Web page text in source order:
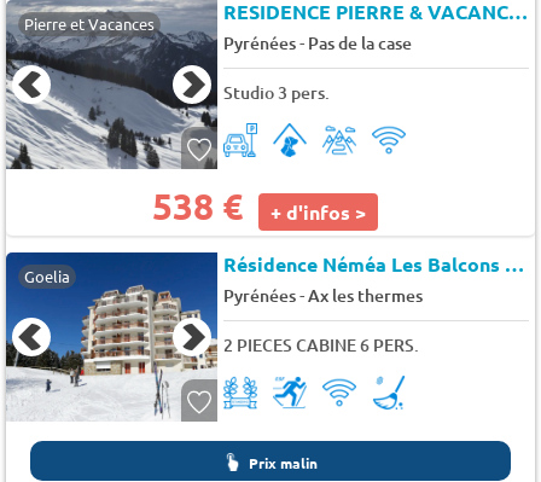
Pierre et Vacances RESIDENCE PIERRE & VACANCES ANDORRA EL TARTER ALBA
Pyrénées- Pas de la case
Studio 3 pers.
538 € + d'infos >
Goelia Résidence Néméa Les Balcons d'Ax
Pyrénées-Ax les thermes
2 PIECES CABINE 6 PERS.
Prix malin